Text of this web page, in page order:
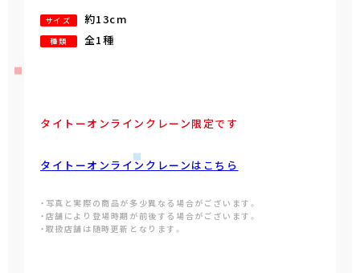
サイズ 約13cm
種類 全1種
タイトーオンラインクレーン限定です
タイトーオンラインクレーンはこちら
・写真と実際の商品が多少異なる場合がございます。
・店舗により登場時期が前後する場合がございます。
・取扱店舗は随時更新となります。